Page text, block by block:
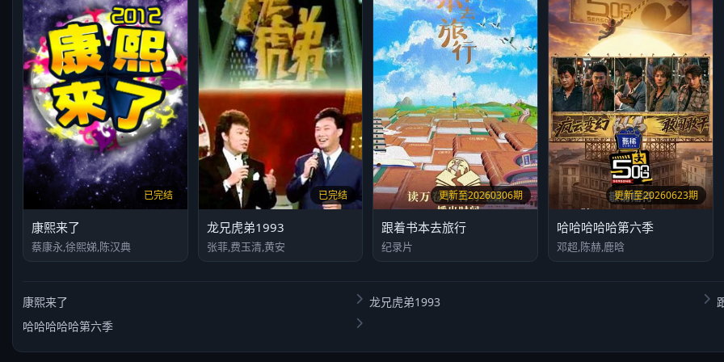
已完结
康熙来了
蔡康永,徐熙娣,陈汉典
已完结
龙兄虎弟1993
张菲,费玉清,黄安
更新至20260306期
跟着书本去旅行
纪录片
更新至20260623期
哈哈哈哈哈第六季
邓超,陈赫,鹿晗
康熙来了 龙兄虎弟1993
哈哈哈哈哈第六季